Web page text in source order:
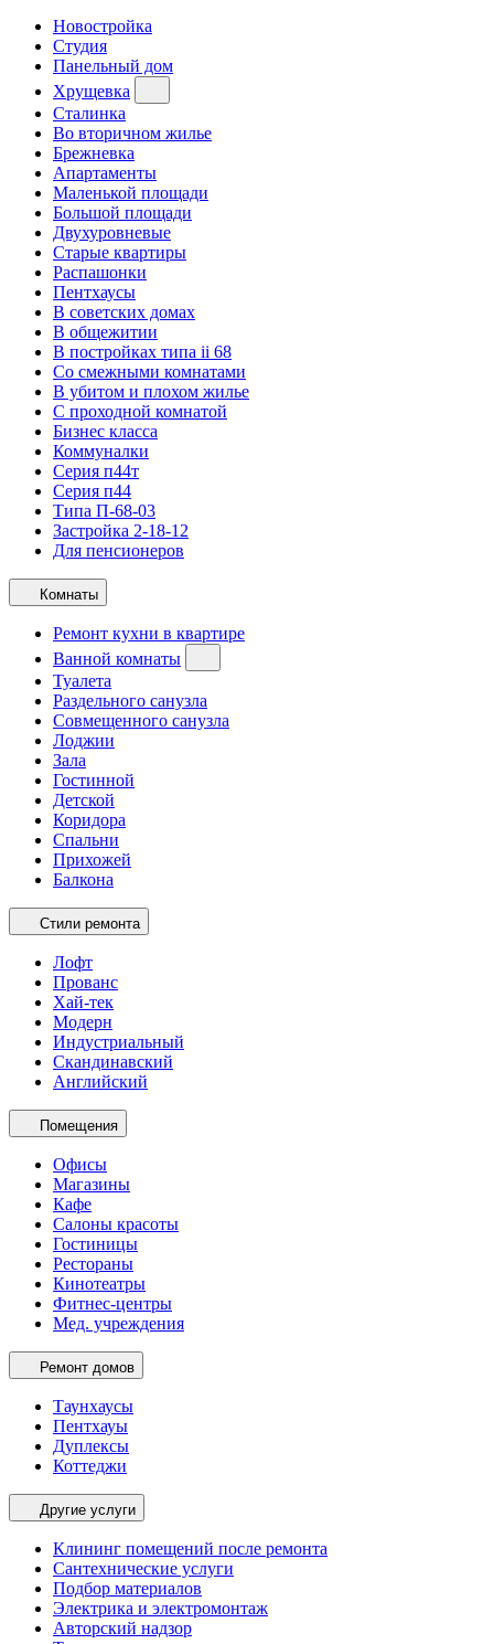
Новостройка
Студия
Панельный дом
Хрущевка
Сталинка
Во вторичном жилье
Брежневка
Апартаменты
Маленькой площади
Большой площади
Двухуровневые
Старые квартиры
Распашонки
Пентхаусы
В советских домах
В общежитии
В постройках типа ii 68
Со смежными комнатами
В убитом и плохом жилье
С проходной комнатой
Бизнес класса
Коммуналки
Серия п44т
Серия п44
Типа П-68-03
Застройка 2-18-12
Для пенсионеров
Комнаты
Ремонт кухни в квартире
Ванной комнаты
Туалета
Раздельного санузла
Совмещенного санузла
Лоджии
Зала
Гостинной
Детской
Коридора
Спальни
Прихожей
Балкона
Стили ремонта
Лофт
Прованс
Хай-тек
Модерн
Индустриальный
Скандинавский
Английский
Помещения
Офисы
Магазины
Кафе
Салоны красоты
Гостиницы
Рестораны
Кинотеатры
Фитнес-центры
Мед. учреждения
Ремонт домов
Таунхаусы
Пентхауы
Дуплексы
Коттеджи
Другие услуги
Клининг помещений после ремонта
Сантехнические услуги
Подбор материалов
Электрика и электромонтаж
Авторский надзор